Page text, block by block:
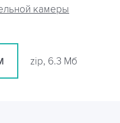
камеры
zip, 6.3 Мб